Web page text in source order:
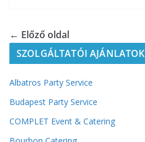
← Előző oldal
SZOLGÁLTATÓI AJÁNLATOK
Albatros Party Service
Budapest Party Service
COMPLET Event & Catering